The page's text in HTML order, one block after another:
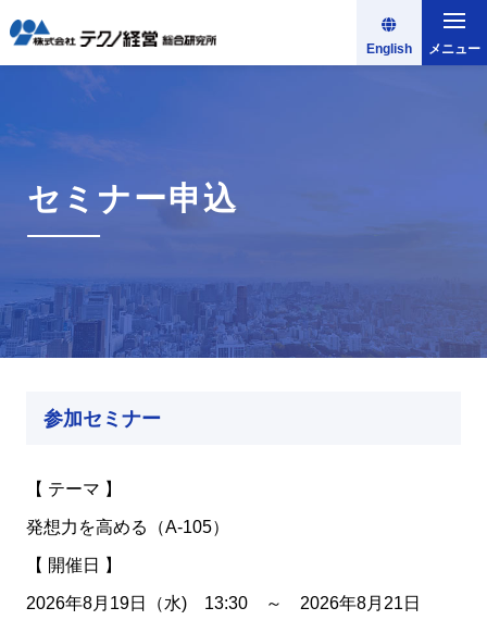
English メニュー
セミナー申込
参加セミナー
【 テーマ 】
発想力を高める（A-105）
【 開催日 】
2026年8月19日（水) 13:30 ～ 2026年8月21日